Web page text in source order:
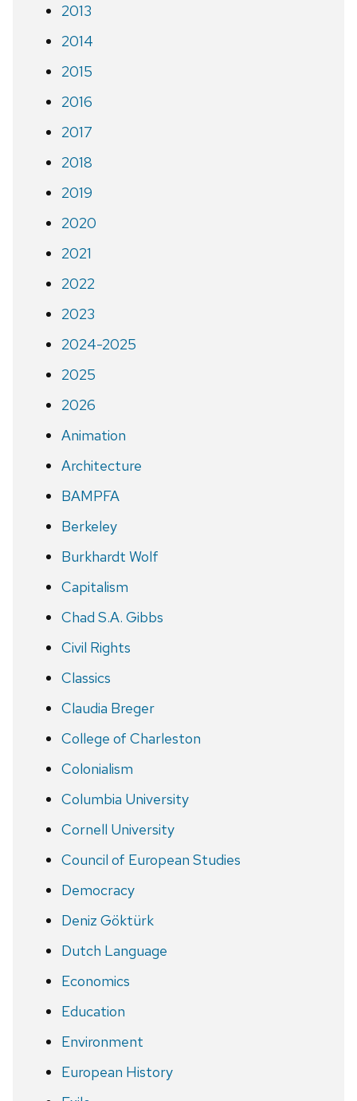
2013
2014
2015
2016
2017
2018
2019
2020
2021
2022
2023
2024-2025
2025
2026
Animation
Architecture
BAMPFA
Berkeley
Burkhardt Wolf
Capitalism
Chad S.A. Gibbs
Civil Rights
Classics
Claudia Breger
College of Charleston
Colonialism
Columbia University
Cornell University
Council of European Studies
Democracy
Deniz Göktürk
Dutch Language
Economics
Education
Environment
European History